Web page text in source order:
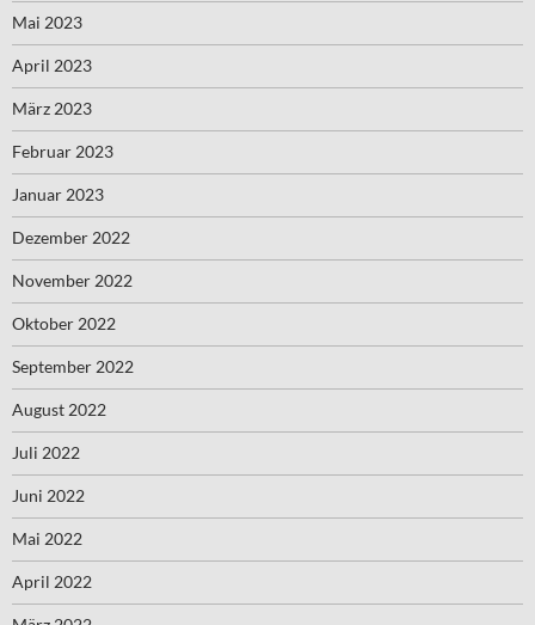
Mai 2023
April 2023
März 2023
Februar 2023
Januar 2023
Dezember 2022
November 2022
Oktober 2022
September 2022
August 2022
Juli 2022
Juni 2022
Mai 2022
April 2022